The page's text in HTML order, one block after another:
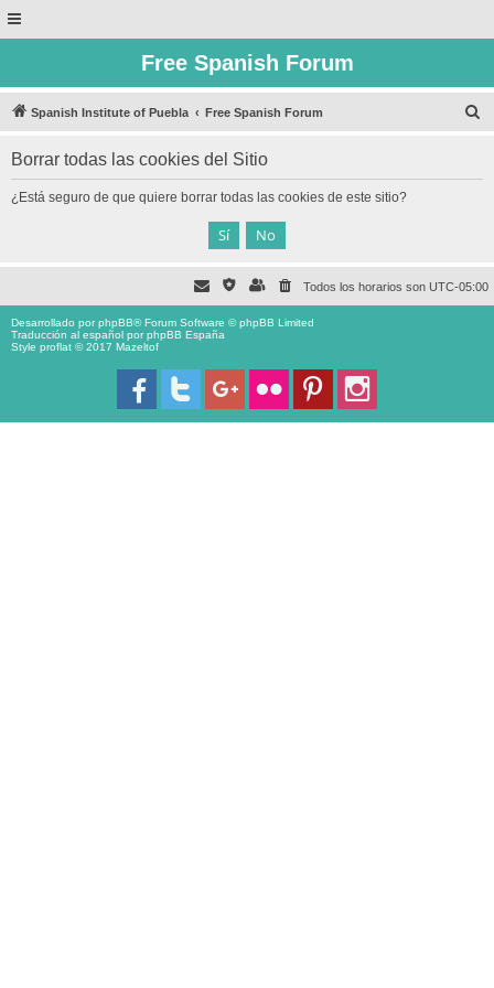
Free Spanish Forum
Spanish Institute of Puebla Free Spanish Forum
Borrar todas las cookies del Sitio
¿Está seguro de que quiere borrar todas las cookies de este sitio?
Todos los horarios son UTC-05:00
Desarrollado porphpBB® Forum Software © phpBB Limited
Traducción al español porphpBB España
Style proflat © 2017 Mazeltof